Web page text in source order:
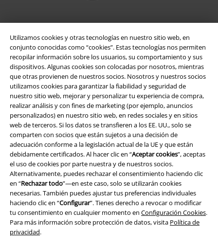
Utilizamos cookies y otras tecnologías en nuestro sitio web, en
conjunto conocidas como “cookies”. Estas tecnologías nos permiten
recopilar información sobre los usuarios, su comportamiento y sus
dispositivos. Algunas cookies son colocadas por nosotros, mientras
que otras provienen de nuestros socios. Nosotros y nuestros socios
utilizamos cookies para garantizar la fiabilidad y seguridad de
nuestro sitio web, mejorar y personalizar tu experiencia de compra,
realizar análisis y con fines de marketing (por ejemplo, anuncios
personalizados) en nuestro sitio web, en redes sociales y en sitios
web de terceros. Si los datos se transfieren a los EE. UU., solo se
comparten con socios que están sujetos a una decisión de
adecuación conforme a la legislación actual de la UE y que están
debidamente certificados. Al hacer clic en “Aceptar cookies”, aceptas
el uso de cookies por parte nuestra y de nuestros socios.
Alternativamente, puedes rechazar el consentimiento haciendo clic
en “Rechazar todo”—en este caso, solo se utilizarán cookies
necesarias. También puedes ajustar tus preferencias individuales
haciendo clic en “Configurar”. Tienes derecho a revocar o modificar
tu consentimiento en cualquier momento en Configuración Cookies.
Para más información sobre protección de datos, visita Política de
privacidad.
Seguridad
Legal
Términos y Condiciones
Aviso Legal
Ley protección de datos